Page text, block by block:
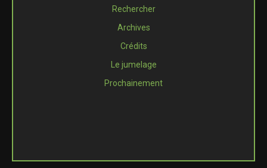
Rechercher
Archives
Crédits
Le jumelage
Prochainement